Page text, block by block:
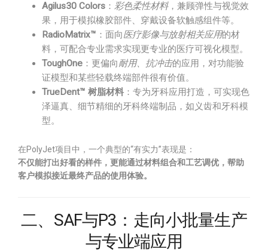
Agilus30 Colors ： 彩色柔性材料，兼顾弹性与视觉效
果，用于模拟橡胶部件、穿戴设备软触感组件等。
RadioMatrix™ ：面向医疗影像与放射相关应用的材
料，可配合专业需求实现更专业的医疗可视化模型。
ToughOne ：更偏向耐用、抗冲击的应用，对功能验
证模型和某些轻载终端部件很有价值。
TrueDent™ 树脂材料 ：专为牙科应用打造，可实现色
泽逼真、细节精细的牙科终端制品，如义齿和牙科模
型。
在PolyJet项目中，一个典型的“有实力”表现是：
不仅能打出好看的样件，更能通过材料组合和工艺调优，帮助
客户模拟接近最终产品的使用体验。
二、SAF与P3：走向小批量生产
与专业端应用